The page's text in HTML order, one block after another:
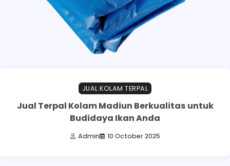
JUAL KOLAM TERPAL
Jual Terpal Kolam Madiun Berkualitas untuk
Budidaya Ikan Anda
Admin 10 October 2025